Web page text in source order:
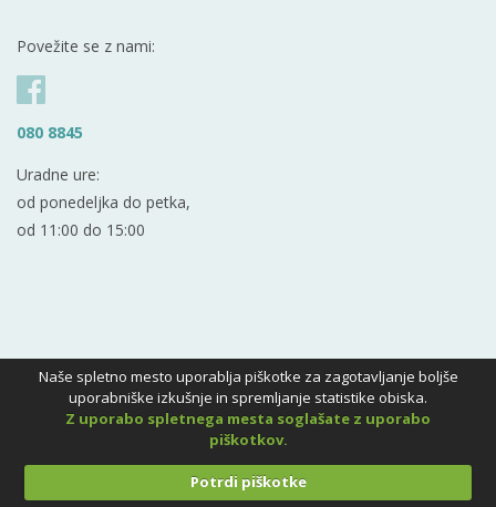
Povežite se z nami:
080 8845
Uradne ure:
od ponedeljka do petka,
od 11:00 do 15:00
Naše spletno mesto uporablja piškotke za zagotavljanje boljše
uporabniške izkušnje in spremljanje statistike obiska.
Z uporabo spletnega mesta soglašate z uporabo
piškotkov.
Potrdi piškotke